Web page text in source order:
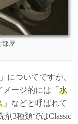
部屋
についてですが、
メージ的には「 水
」などと呼ばれて
剤3種類ではClassic